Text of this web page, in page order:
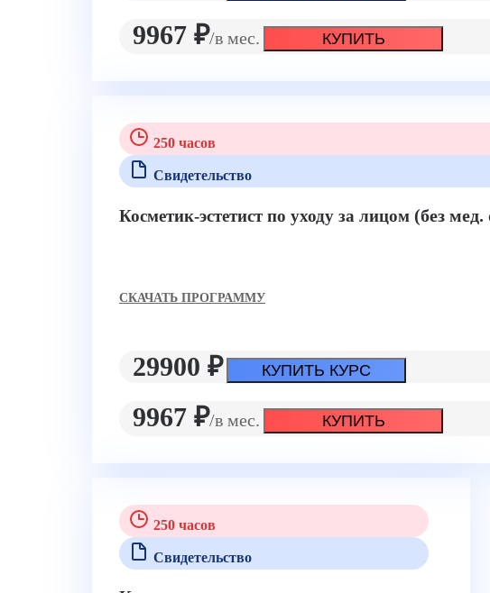
9967 ₽/в мес. КУПИТЬ
250 часов
Свидетельство
Косметик-эстетист по уходу за лицом (без
CКАЧАТЬ ПРОГРАММУ
29900 ₽ КУПИТЬ КУРС
9967 ₽/в мес. КУПИТЬ
250 часов
Свидетельство